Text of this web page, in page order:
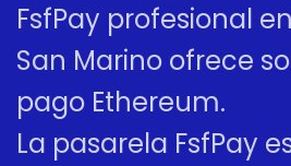
FsfPay profesional
San Marino ofrece
pago Ethereum.
La pasarela FsfPay